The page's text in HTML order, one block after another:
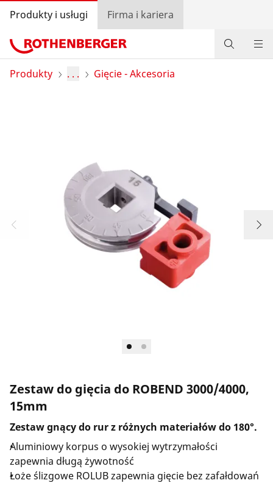
Produkty i usługi Firma i kariera
Produkty
Lokalizator dystrybutorów
Zaloguj się
Produkty . . . Gięcie - Akcesoria
Zestaw do gięcia do ROBEND 3000/4000,
15mm
Zestaw gnący do rur z różnych materiałów do 180°.
Aluminiowy korpus o wysokiej wytrzymałości
zapewnia długą żywotność
Łoże ślizgowe ROLUB zapewnia gięcie bez zafałdowań